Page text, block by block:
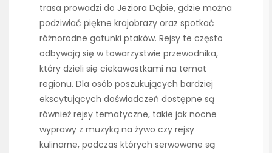
trasa prowadzi do Jeziora Dąbie, gdzie można
podziwiać piękne krajobrazy oraz spotkać
różnorodne gatunki ptaków. Rejsy te często
odbywają się w towarzystwie przewodnika,
który dzieli się ciekawostkami na temat
regionu. Dla osób poszukujących bardziej
ekscytujących doświadczeń dostępne są
również rejsy tematyczne, takie jak nocne
wyprawy z muzyką na żywo czy rejsy
kulinarne, podczas których serwowane są